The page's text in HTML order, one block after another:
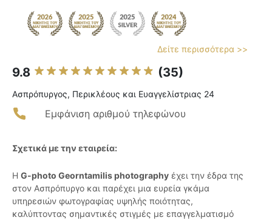
Δείτε περισσότερα >>
9.8 (35)
Ασπρόπυργος, Περικλέους και Ευαγγελίστριας 24
Εμφάνιση αριθμού τηλεφώνου
Σχετικά με την εταιρεία:
Η G-photo Georntamilis photography έχει την έδρα της
στον Ασπρόπυργο και παρέχει μια ευρεία γκάμα
υπηρεσιών φωτογραφίας υψηλής ποιότητας,
καλύπτοντας σημαντικές στιγμές με επαγγελματισμό